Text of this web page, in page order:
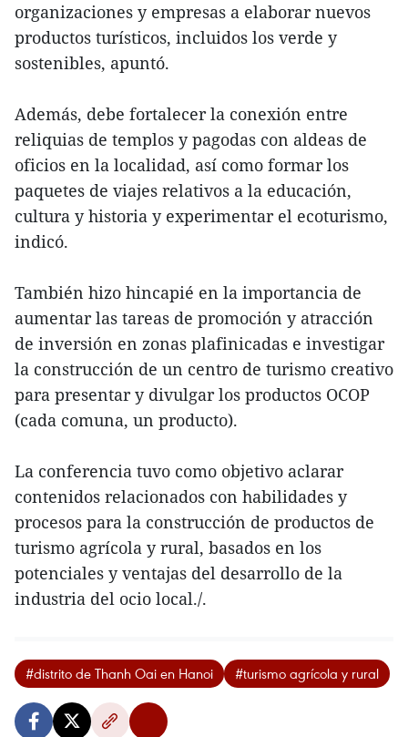
organizaciones y empresas a elaborar nuevos
productos turísticos, incluidos los verde y
sostenibles, apuntó.
Además, debe fortalecer la conexión entre
reliquias de templos y pagodas con aldeas de
oficios en la localidad, así como formar los
paquetes de viajes relativos a la educación,
cultura y historia y experimentar el ecoturismo,
indicó.
También hizo hincapié en la importancia de
aumentar las tareas de promoción y atracción
de inversión en zonas plafinicadas e investigar
la construcción de un centro de turismo creativo
para presentar y divulgar los productos OCOP
(cada comuna, un producto).
La conferencia tuvo como objetivo aclarar
contenidos relacionados con habilidades y
procesos para la construcción de productos de
turismo agrícola y rural, basados en los
potenciales y ventajas del desarrollo de la
industria del ocio local./.
#distrito de Thanh Oai en Hanoi #turismo agrícola y rural